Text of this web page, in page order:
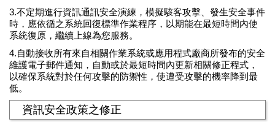
3.不定期進行資訊通訊安全演練，模擬駭客攻擊、發生安全事件
時，應依循之系統回復標準作業程序，以期能在最短時間內使
系統復原，繼續上線為您服務。
4.自動接收所有來自相關作業系統或應用程式廠商所發布的安全
維護電子郵件通知，自動或於最短時間內更新相關修正程式，
以確保系統對於任何攻擊的防禦性，使遭受攻擊的機率降到最
低。
資訊安全政策之修正